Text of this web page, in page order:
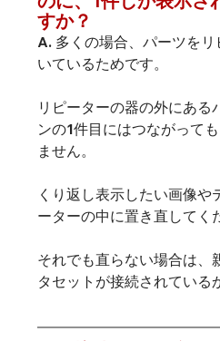
すか？
A. 多くの場合、パーツを
いているためです。
リピーターの器の外にある
ンの1件目にはつながって
ません。
くり返し表示したい画像や
ーターの中に置き直してく
それでも直らない場合は、
タセットが接続されている